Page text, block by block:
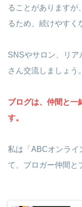
ることがありますが
るため、続けやすく
SNSやサロン、リア
さん交流しましょう。
ブログは、仲間と一
す。
私は「ABCオンライ
て、ブロガー仲間と